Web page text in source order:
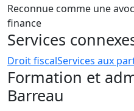
Reconnue comme une
finance
Services
Droit fiscalServices aux
Formation et
Barreau